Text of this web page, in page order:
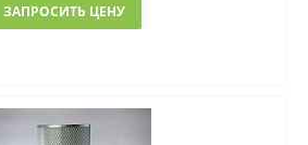
ЗАПРОСИТЬ ЦЕНУ